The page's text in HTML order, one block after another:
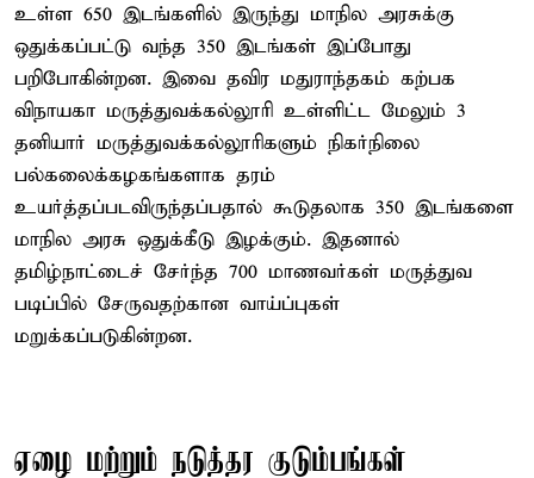
உள்ள 650 இடங்களில் இருந்து மாநில அரசுக்கு
ஒதுக்கப்பட்டு வந்த 350 இடங்கள் இப்போது
பறிபோகின்றன. இவை தவிர மதுராந்தகம் கற்பக
விநாயகா மருத்துவக்கல்லூரி உள்ளிட்ட மேலும் 3
தனியார் மருத்துவக்கல்லூரிகளும் நிகர்நிலை
பல்கலைக்கழகங்களாக தரம்
உயர்த்தப்படவிருந்தப்பதால் கூடுதலாக 350 இடங்களை
மாநில அரசு ஒதுக்கீடு இழக்கும். இதனால்
தமிழ்நாட்டைச் சேர்ந்த 700 மாணவர்கள் மருத்துவ
படிப்பில் சேருவதற்கான வாய்ப்புகள்
மறுக்கப்படுகின்றன.
ஏழை மற்றும் நடுத்தர குடும்பங்கள்